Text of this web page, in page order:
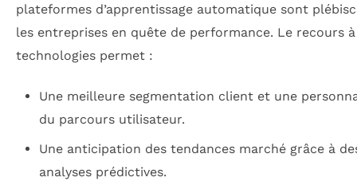
plateformes d’apprentissage automatique sont
les entreprises en quête de performance. Le recours
technologies permet :
Une meilleure segmentation client et une
du parcours utilisateur.
Une anticipation des tendances marché grâce à
analyses prédictives.